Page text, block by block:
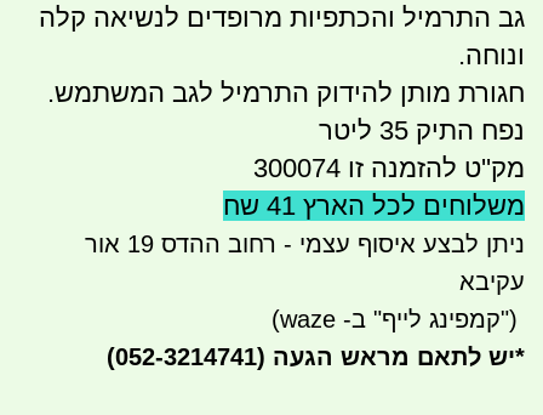
גב התרמיל והכתפיות מרופדים לנשיאה קלה
ונוחה.
חגורת מותן להידוק התרמיל לגב המשתמש.
נפח התיק 35 ליטר
מק''ט להזמנה זו 300074
משלוחים לכל הארץ 41 שח
ניתן לבצע איסוף עצמי - רחוב ההדס 19 אור
עקיבא
")קמפינג לייף" ב- waze)
*יש לתאם מראש הגעה (052-3214741)